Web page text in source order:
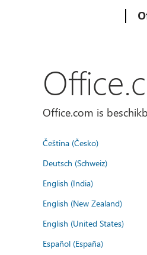
Office.com is
Čeština (Česko)
Deutsch (Schweiz)
English (India)
English (New Zealand)
English (United States)
Español (España)